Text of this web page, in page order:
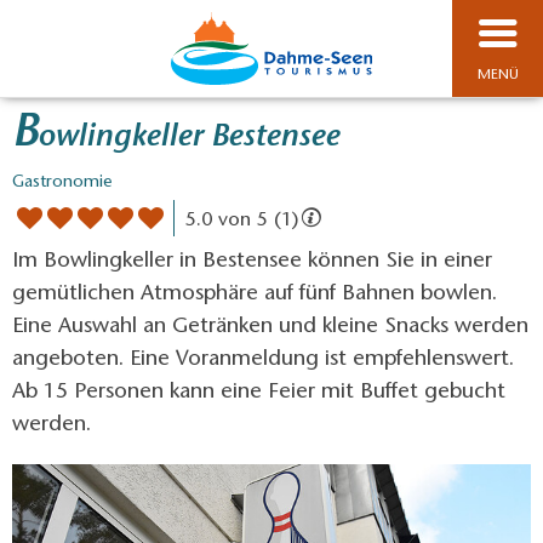
MENÜ
Bowlingkeller Bestensee
Gastronomie
5.0 von 5 (1)
Im Bowlingkeller in Bestensee können Sie in einer
gemütlichen Atmosphäre auf fünf Bahnen bowlen.
Eine Auswahl an Getränken und kleine Snacks werden
angeboten. Eine Voranmeldung ist empfehlenswert.
Ab 15 Personen kann eine Feier mit Buffet gebucht
werden.